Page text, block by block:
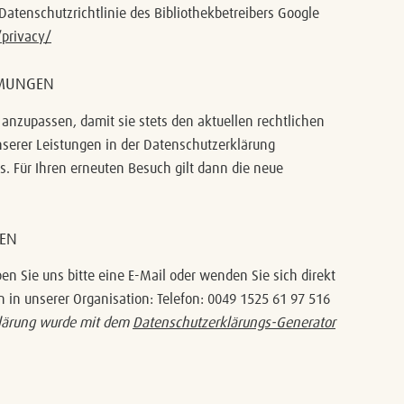
des Bibliothekbetreibers Google
damit sie stets den aktuellen rechtlichen
Leistungen in der Datenschutzerklärung
Für Ihren erneuten Besuch gilt dann die neue
Sie uns bitte eine E-Mail oder wenden Sie sich direkt
unserer Organisation: Telefon: 0049 1525 61 97 516
wurde mit dem Datenschutzerklärungs-Generator